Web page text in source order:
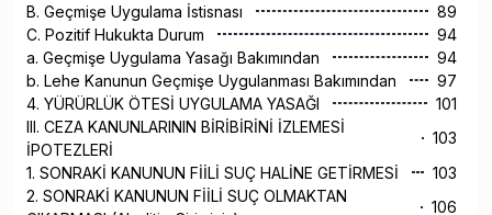
B. Geçmişe Uygulama İstisnası
89
C. Pozitif Hukukta Durum
94
a. Geçmişe Uygulama Yasağı Bakımından
94
b. Lehe Kanunun Geçmişe Uygulanması Bakımından
97
4. YÜRÜRLÜK ÖTESİ UYGULAMA YASAĞI
101
III. CEZA KANUNLARININ BİRİBİRİNİ İZLEMESİ
İPOTEZLERİ
103
1. SONRAKİ KANUNUN FİİLİ SUÇ HALİNE GETİRMESİ
103
2. SONRAKİ KANUNUN FİİLİ SUÇ OLMAKTAN
106